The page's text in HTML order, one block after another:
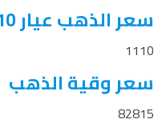
سعر الذهب عيار 10
1110
سعر وقية الذهب
82815